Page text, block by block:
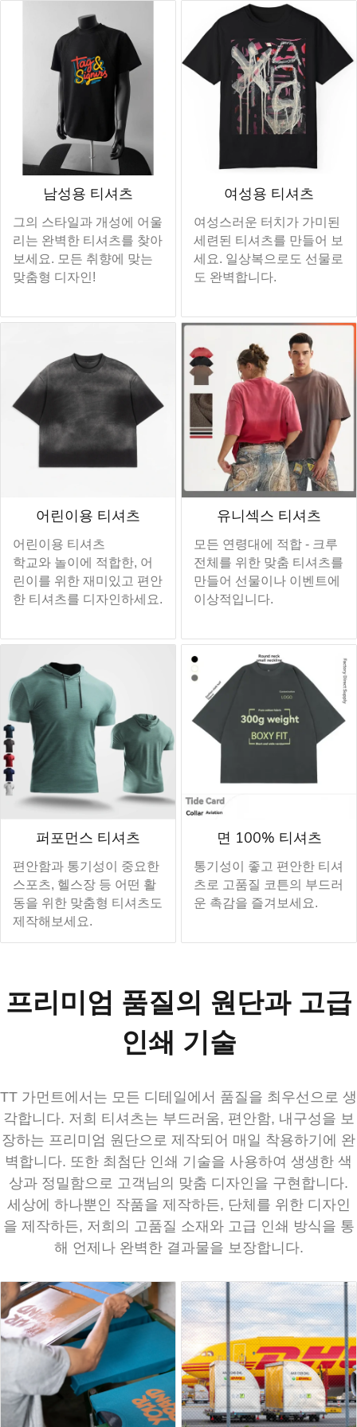
남성용 티셔츠
그의 스타일과 개성에 어울
리는 완벽한 티셔츠를 찾아
보세요. 모든 취향에 맞는
맞춤형 디자인!
여성용 티셔츠
여성스러운 터치가 가미된
세련된 티셔츠를 만들어 보
세요. 일상복으로도 선물로
도 완벽합니다.
어린이용 티셔츠
어린이용 티셔츠
학교와 놀이에 적합한, 어
린이를 위한 재미있고 편안
한 티셔츠를 디자인하세요.
유니섹스 티셔츠
모든 연령대에 적합 - 크루
전체를 위한 맞춤 티셔츠를
만들어 선물이나 이벤트에
이상적입니다.
퍼포먼스 티셔츠
편안함과 통기성이 중요한
스포츠, 헬스장 등 어떤 활
동을 위한 맞춤형 티셔츠도
제작해보세요.
면 100% 티셔츠
통기성이 좋고 편안한 티셔
츠로 고품질 코튼의 부드러
운 촉감을 즐겨보세요.
프리미엄 품질의 원단과 고급
인쇄 기술
TT 가먼트에서는 모든 디테일에서 품질을 최우선으로 생
각합니다. 저희 티셔츠는 부드러움, 편안함, 내구성을 보
장하는 프리미엄 원단으로 제작되어 매일 착용하기에 완
벽합니다. 또한 최첨단 인쇄 기술을 사용하여 생생한 색
상과 정밀함으로 고객님의 맞춤 디자인을 구현합니다.
세상에 하나뿐인 작품을 제작하든, 단체를 위한 디자인
을 제작하든, 저희의 고품질 소재와 고급 인쇄 방식을 통
해 언제나 완벽한 결과물을 보장합니다.